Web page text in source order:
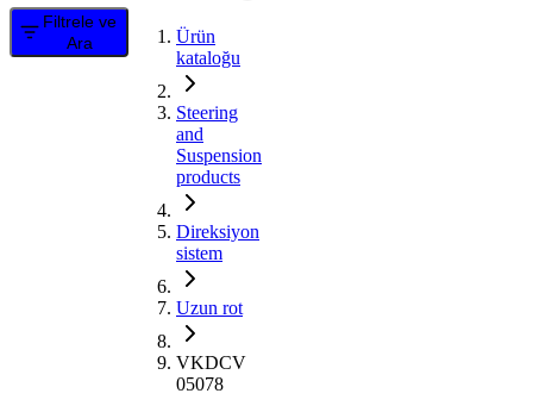
Filtrele ve
Ara
Ürün
kataloğu
Steering
and
Suspension
products
Direksiyon
sistem
Uzun rot
VKDCV
05078